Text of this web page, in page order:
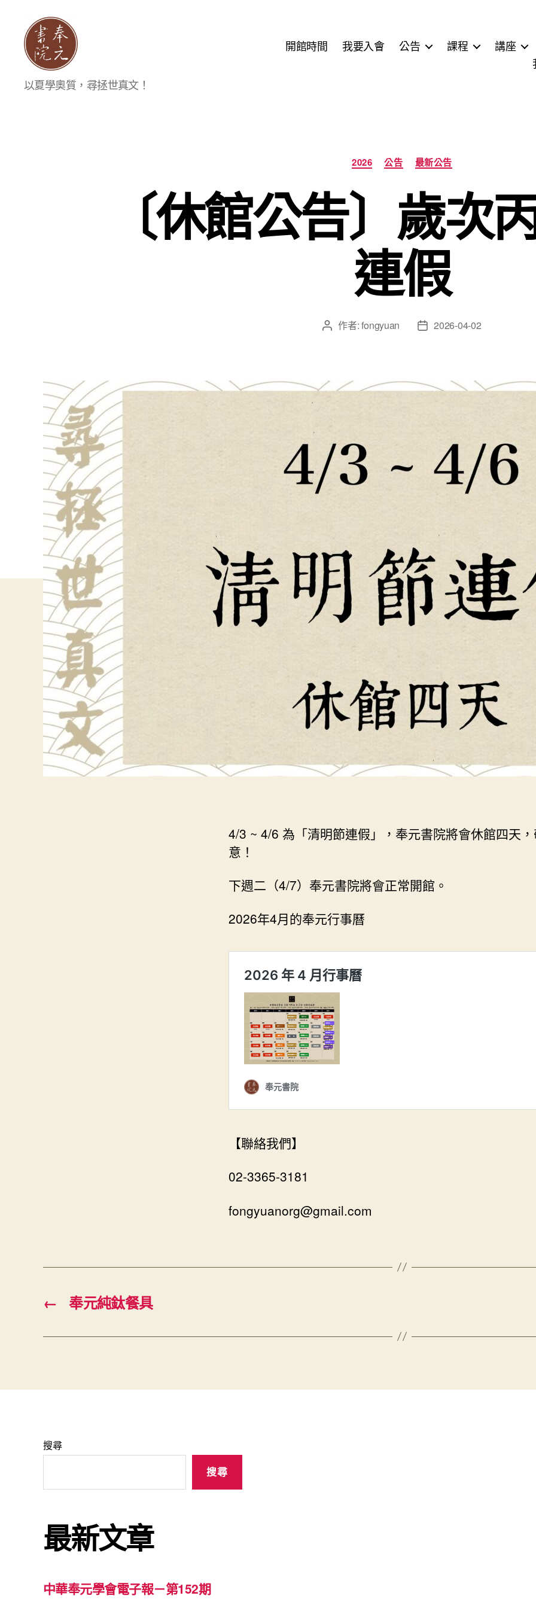
元
以夏學奧質，尋拯世真文！
開館時間 我要入會 公告 課程
講座
分
類
2026 公告 最新公告
〔休館公告〕歲次
連假
文 作者:fongyuan
文
日
2026-04-02
4/3 ~ 4/6 為「清明節連假」，奉元書院將會休館四天
意！
下週二（4/7）奉元書院將會正常開館。
2026年4月的奉元行事曆
【聯絡我們】
02-3365-3181
fongyuanorg@gmail.com
← 奉元純鈦餐具
搜尋
搜尋
最新文章
中華奉元學會電子報－第152期